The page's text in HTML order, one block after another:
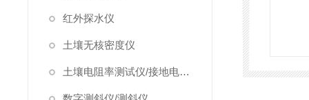
红外探水仪
土壤无核密度仪
土壤电阻率测试仪/接地电阻测试仪